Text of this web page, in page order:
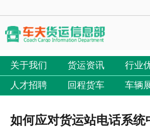
关于我们 货运资讯 行业
人才招聘
回程货车 车辆
如何应对货运站电话系统